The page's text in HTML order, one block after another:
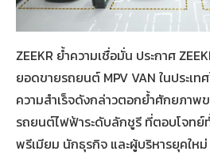
ZEEKR ย้ำความเชื่อมั่น ประกาศ
ยอดขายรถยนต์ MPV VAN ในประเท
ความสำเร็จดังกล่าวตอกย้ำศักยภาพข
รถยนต์ไฟฟ้าระดับลักชูรี ที่ตอบโจทย์
พรีเมียม นักธุรกิจ และผู้บริหารยุคให